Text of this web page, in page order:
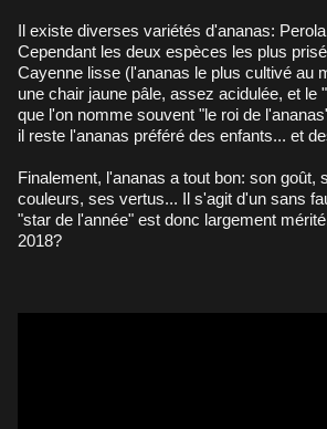
Il existe diverses variétés d'ananas:
Cependant les deux espèces les plus
Cayenne lisse (l'ananas le plus cultivé au
une chair jaune pâle, assez acidulée, et le
que l'on nomme souvent "le roi de
il reste l'ananas préféré des enfants... et
Finalement, l'ananas a tout bon: son goût,
couleurs, ses vertus... Il s'agit d'un sans
"star de l'année" est donc largement
2018?